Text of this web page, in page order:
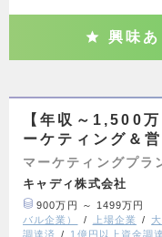
興味あ
【年収～1,500
ーケティング＆
マーケティングプラ
キャディ株式会社
900万円 ～ 1499万円
バル企業）
上場企業
調達済
1億円以上資金調